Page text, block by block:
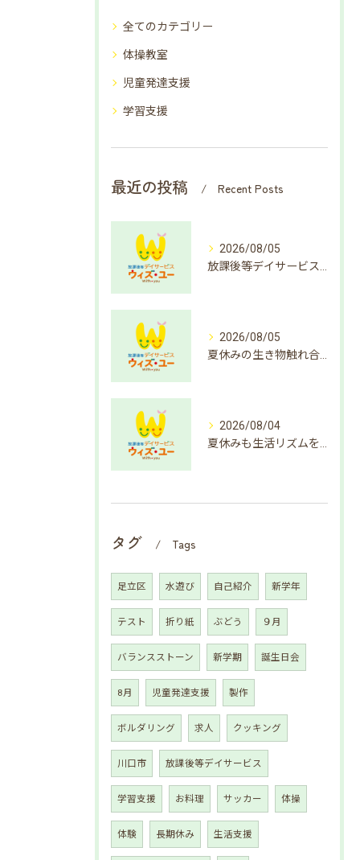
全てのカテゴリー
体操教室
児童発達支援
学習支援
最近の投稿 Recent Posts
2026/08/05
2026/08/05
2026/08/04
タグ Tags
足立区 水遊び 自己紹介 新学年
テスト 折り紙 ぶどう ９月
バランスストーン 新学期 誕生日会
8月 児童発達支援 製作
ボルダリング 求人 クッキング
川口市 放課後等デイサービス
学習支援 お料理 サッカー 体操
体験 長期休み 生活支援